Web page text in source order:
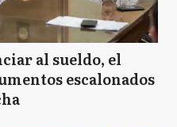
al sueldo, el
escalonados